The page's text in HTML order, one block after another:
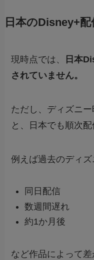
日本のDisney+配
現時点では、
日本
されていません。
ただし、ディズニ
と、日本でも順次
例えば過去のディ
同日配信
数週間遅れ
約1か月後
など作品によって差